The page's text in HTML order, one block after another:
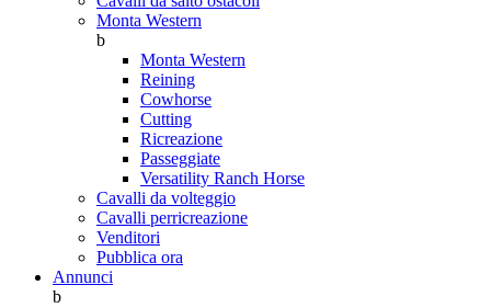
Monta Western
b
Monta Western
Reining
Cowhorse
Cutting
Ricreazione
Passeggiate
Versatility Ranch Horse
Cavalli da volteggio
Cavalli perricreazione
Venditori
Pubblica ora
Annunci
b